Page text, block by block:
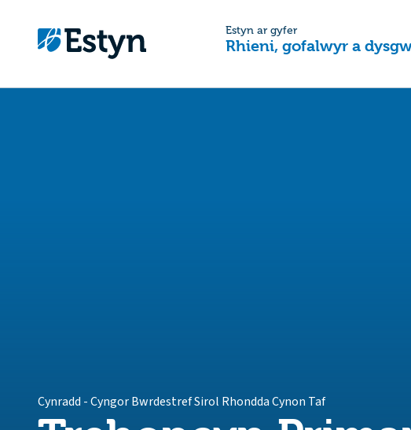
Estyn ar gyfer
Rhieni, gofalwyr a
Cynradd -Cyngor Bwrdestref Sirol Rhondda Cynon Taf